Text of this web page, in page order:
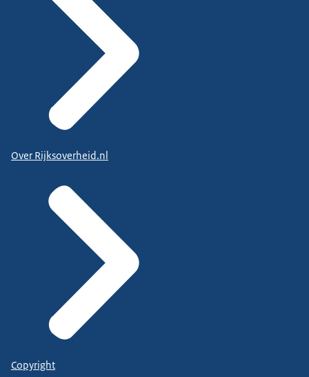
Over Rijksoverheid.nl
Copyright